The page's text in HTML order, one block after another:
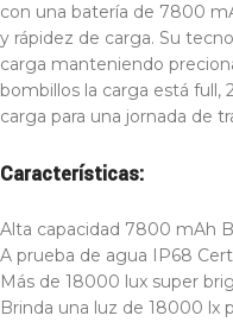
con una batería de 7800
y rápidez de carga. Su
carga manteniendo
bombillos la carga está full,
carga para una jornada de
Características:
Alta capacidad 7800 mAh
A prueba de agua IP68
Más de 18000 lux super
Brinda una luz de 18000 lx